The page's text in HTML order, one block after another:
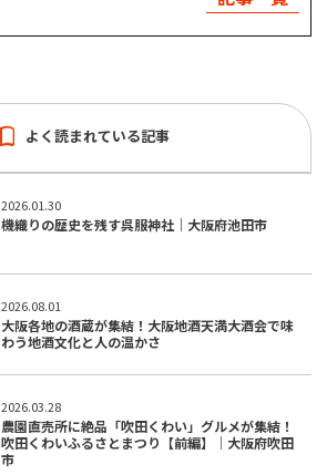
よく読まれている記事
2026.01.30
機織りの歴史を残す呉服神社｜大阪府池田市
2026.08.01
大阪各地の酒蔵が集結！大阪地酒天満大酒会で味
わう地酒文化と人の温かさ
2026.03.28
農園直売所に絶品「吹田くわい」グルメが集結！
吹田くわいふるさとまつり【前編】｜大阪府吹田
市